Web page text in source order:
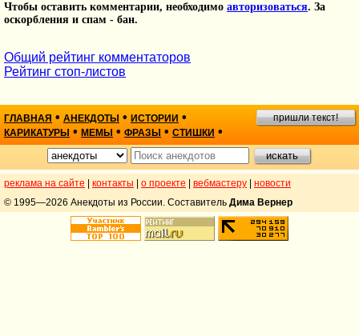
Чтобы оставить комментарии, необходимо авторизоваться. За
оскорбления и спам - бан.
Общий рейтинг комментаторов
Рейтинг стоп-листов
ГЛАВНАЯ • АНЕКДОТЫ • ИСТОРИИ •
КАРИКАТУРЫ • МЕМЫ • ФРАЗЫ • СТИШКИ •
пришли текст!
реклама на сайте контакты о проекте вебмастеру
новости
© 1995—2026 Анекдоты из России. Составитель Дима Вернер